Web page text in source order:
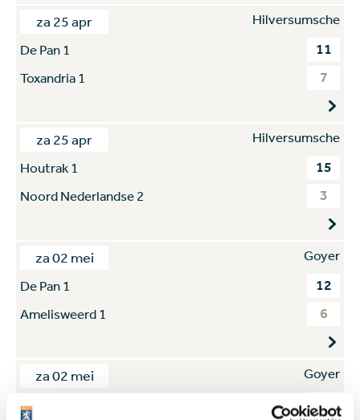
za 25 apr
Hilversumsche
De Pan 1
11
Toxandria 1 7
za 25 apr
Hilversumsche
Houtrak 1
15
Noord Nederlandse 2 3
za 02 mei
Goyer
De Pan 1
12
Amelisweerd 1 6
za 02 mei
Goyer
Toxandria 1
10